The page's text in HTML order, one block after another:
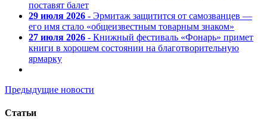
поставят балет
29 июля 2026 - Эрмитаж защитится от самозванцев —
его имя стало «общеизвестным товарным знаком»
27 июля 2026 - Книжный фестиваль «Фонарь» примет
книги в хорошем состоянии на благотворительную
ярмарку
Предыдущие новости
Статьи